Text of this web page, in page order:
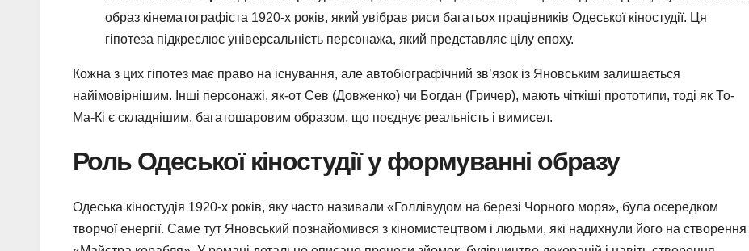
образ кінематографіста 1920-х років, який увібрав риси багатьох працівників Одеської кіностудії. Ця
гіпотеза підкреслює універсальність персонажа, який представляє цілу епоху.
Кожна з цих гіпотез має право на існування, але автобіографічний зв’язок із Яновським залишається
найімовірнішим. Інші персонажі, як-от Сев (Довженко) чи Богдан (Гричер), мають чіткіші прототипи, тоді як То-
Ма-Кі є складнішим, багатошаровим образом, що поєднує реальність і вимисел.
Роль Одеської кіностудії у формуванні образу
Одеська кіностудія 1920-х років, яку часто називали «Голлівудом на березі Чорного моря», була осередком
творчої енергії. Саме тут Яновський познайомився з кіномистецтвом і людьми, які надихнули його на створення